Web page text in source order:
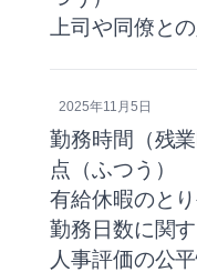
上司や同僚と
2025年11月5日
勤務時間（残
点（ふつう）
有給休暇のと
勤務日数に関
人事評価の公